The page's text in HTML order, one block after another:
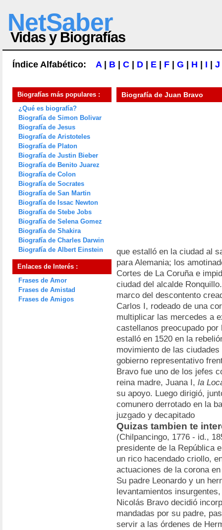
NetSaber
Vidas y Biografías
Índice Alfabético: A| B C D E F G H I J
Biografías más populares :
¿Qué es biografía?
Biografía de Simon Bolivar
Biografía de Jesus
Biografía de Aristoteles
Biografía de Platon
Biografía de Justin Bieber
Biografía de Benito Juarez
Biografía de Colon
Biografía de Socrates
Biografía de San Martin
Biografía de Issac Newton
Biografía de Stebe Jobs
Biografía de Selena Gomez
Biografía de Shakira
Biografía de Charles Darwin
Biografía de Albert Einstein
Enlaces de Interés :
Frases de Amor
Frases de Amistad
Frases de Amigos
Biografía de Juan Bravo
que estalló en la ciudad al
para Alemania; los
Cortes de La Coruña e
ciudad del alcalde
marco del descontento
Carlos I, rodeado de una
multiplicar las mercedes a
castellanos preocupado
estalló en 1520 en la
movimiento de las
gobierno representativo
Bravo fue uno de los jefes
reina madre, Juana I, la
su apoyo. Luego dirigió,
comunero derrotado en la
juzgado y decapitado
Quizas tambien te
(Chilpancingo, 1776 - id.,
presidente de la República
un rico hacendado criollo,
actuaciones de la corona
Su padre Leonardo y un
levantamientos
Nicolás Bravo decidió
mandadas por su padre,
servir a las órdenes de